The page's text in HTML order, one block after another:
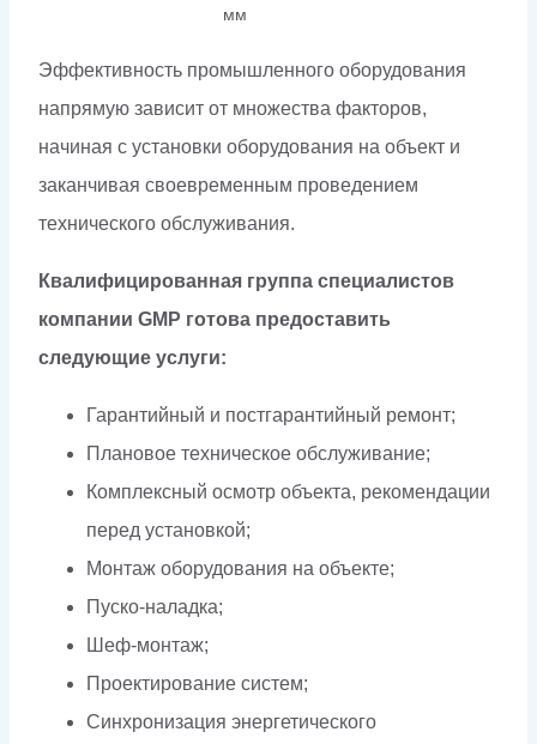
мм
Эффективность промышленного оборудования
напрямую зависит от множества факторов,
начиная с установки оборудования на объект и
заканчивая своевременным проведением
технического обслуживания.
Квалифицированная группа специалистов
компании GMP готова предоставить
следующие услуги:
Гарантийный и постгарантийный ремонт;
Плановое техническое обслуживание;
Комплексный осмотр объекта, рекомендации
перед установкой;
Монтаж оборудования на объекте;
Пуско-наладка;
Шеф-монтаж;
Проектирование систем;
Синхронизация энергетического